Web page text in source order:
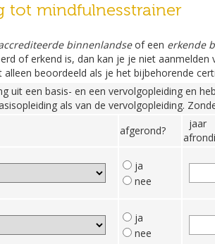
tot mindfulnesstrainer
binnenlandseof een erkende
of erkend is, dan kan je je niet aanmelden
alleen beoordeeld als je het bijbehorende
uit een basis- en een vervolgopleiding en
als van de vervolgopleiding.
afgerond?
jaar
ja
nee
ja
nee